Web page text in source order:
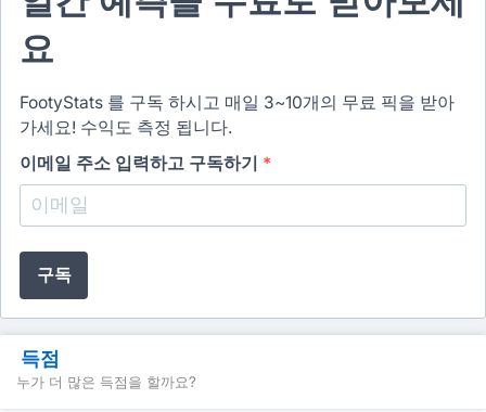
요
FootyStats 를 구독 하시고 매일 3~10개의 무료 픽을 받아
가세요! 수익도 측정 됩니다.
이메일 주소 입력하고 구독하기 *
구독
득점
누가 더 많은 득점을 할까요?